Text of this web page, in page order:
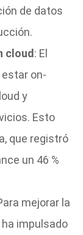
de datos
cloud : El
on-
y
Esto
que registró
un 46 %
mejorar la
impulsado